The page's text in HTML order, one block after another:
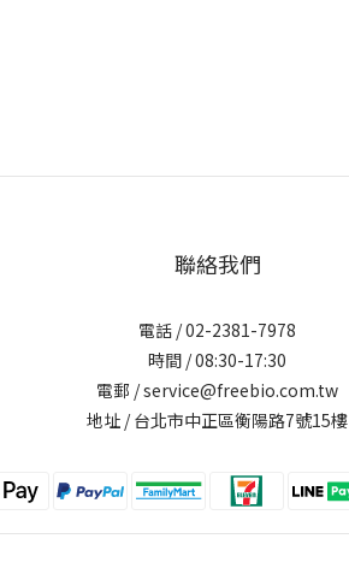
聯絡我們
電話 / 02-2381-7978
時間 / 08:30-17:30
電郵 / service@freebio.com.tw
地址 / 台北市中正區衡陽路7號15樓